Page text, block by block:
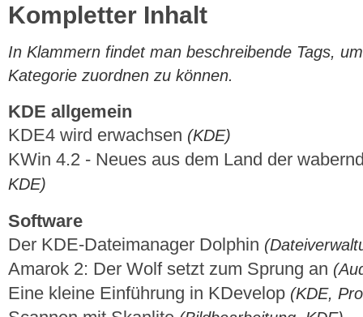
Kompletter Inhalt
In Klammern findet man beschreibende Tags,
Kategorie zuordnen zu können.
KDE allgemein
KDE4 wird erwachsen (KDE)
KWin 4.2 - Neues aus dem Land der
KDE)
Software
Der KDE-Dateimanager Dolphin
Amarok 2: Der Wolf setzt zum Sprung an
Eine kleine Einführung in KDevelop (KDE,